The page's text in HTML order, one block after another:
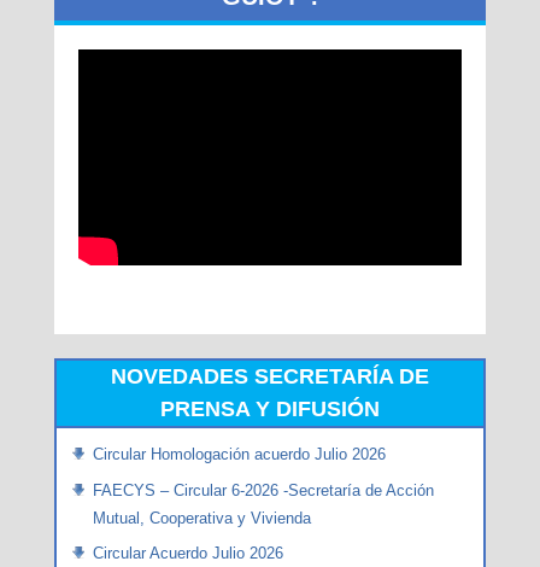
NOVEDADES SECRETARÍA DE
PRENSA Y DIFUSIÓN
Circular Homologación acuerdo Julio 2026
FAECYS – Circular 6-2026 -Secretaría de Acción
Mutual, Cooperativa y Vivienda
Circular Acuerdo Julio 2026